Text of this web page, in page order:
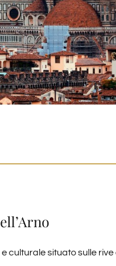
culturale situato sulle